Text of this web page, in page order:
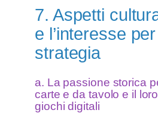
7. Aspetti
e l’interesse
strategia
a. La passione storica
carte e da tavolo e il
giochi digitali